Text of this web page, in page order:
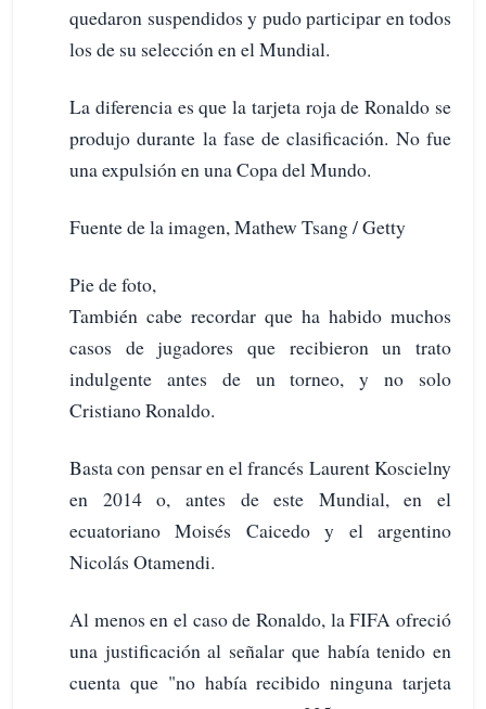
quedaron suspendidos y pudo participar en todos
los de su selección en el Mundial.
La diferencia es que la tarjeta roja de Ronaldo se
produjo durante la fase de clasificación. No fue
una expulsión en una Copa del Mundo.
Fuente de la imagen, Mathew Tsang / Getty
Pie de foto,
También cabe recordar que ha habido muchos
casos de jugadores que recibieron un trato
indulgente antes de un torneo, y no solo
Cristiano Ronaldo.
Basta con pensar en el francés Laurent Koscielny
en 2014 o, antes de este Mundial, en el
ecuatoriano Moisés Caicedo y el argentino
Nicolás Otamendi.
Al menos en el caso de Ronaldo, la FIFA ofreció
una justificación al señalar que había tenido en
cuenta que "no había recibido ninguna tarjeta